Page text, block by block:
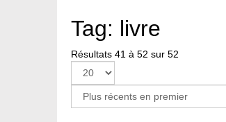
Tag: livre
Résultats 41 à 52 sur 52